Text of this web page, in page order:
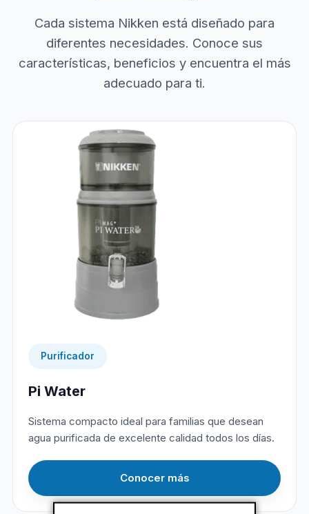
Cada sistema Nikken está diseñado para
diferentes necesidades. Conoce sus
características, beneficios y encuentra el más
adecuado para ti.
Purificador
Pi Water
Sistema compacto ideal para familias que desean
agua purificada de excelente calidad todos los días.
Conocer más